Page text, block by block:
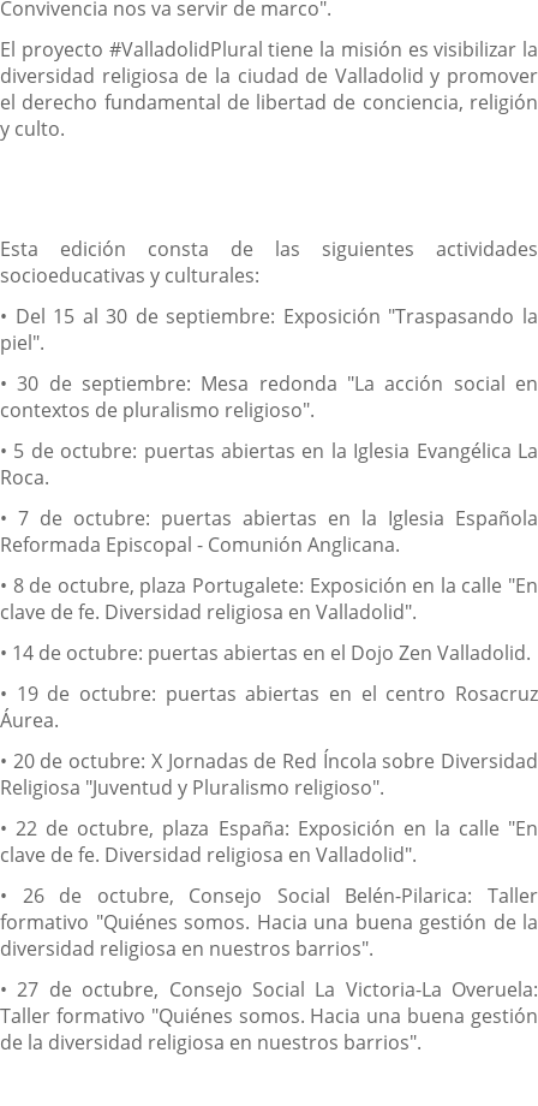
Convivencia nos va servir de marco".
El proyecto #ValladolidPlural tiene la misión es visibilizar la
diversidad religiosa de la ciudad de Valladolid y promover
el derecho fundamental de libertad de conciencia, religión
y culto.
Esta edición consta de las siguientes actividades
socioeducativas y culturales:
• Del 15 al 30 de septiembre: Exposición "Traspasando la
piel".
• 30 de septiembre: Mesa redonda "La acción social en
contextos de pluralismo religioso".
• 5 de octubre: puertas abiertas en la Iglesia Evangélica La
Roca.
• 7 de octubre: puertas abiertas en la Iglesia Española
Reformada Episcopal - Comunión Anglicana.
• 8 de octubre, plaza Portugalete: Exposición en la calle "En
clave de fe. Diversidad religiosa en Valladolid".
• 14 de octubre: puertas abiertas en el Dojo Zen Valladolid.
• 19 de octubre: puertas abiertas en el centro Rosacruz
Áurea.
• 20 de octubre: X Jornadas de Red Íncola sobre Diversidad
Religiosa "Juventud y Pluralismo religioso".
• 22 de octubre, plaza España: Exposición en la calle "En
clave de fe. Diversidad religiosa en Valladolid".
• 26 de octubre, Consejo Social Belén-Pilarica: Taller
formativo "Quiénes somos. Hacia una buena gestión de la
diversidad religiosa en nuestros barrios".
• 27 de octubre, Consejo Social La Victoria-La Overuela:
Taller formativo "Quiénes somos. Hacia una buena gestión
de la diversidad religiosa en nuestros barrios".